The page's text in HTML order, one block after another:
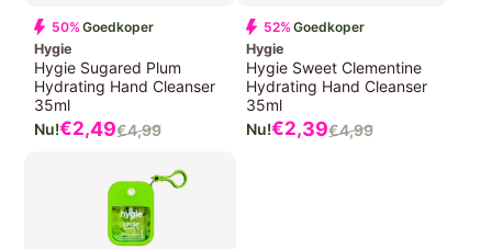
50% Goedkoper
Hygie
Hygie Sugared Plum
Hydrating Hand Cleanser
35ml
Verkoopprijs
€2,49
Normale
€4,99
52% Goedkoper
Hygie
Hygie Sweet Clementine
Hydrating Hand Cleanser
35ml
Verkoopprijs
€2,39
Normale
€4,99